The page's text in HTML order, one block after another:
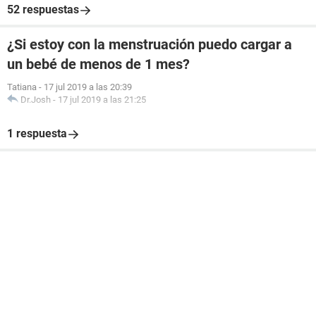
52 respuestas
¿Si estoy con la menstruación puedo cargar a
un bebé de menos de 1 mes?
Tatiana - 17 jul 2019 a las 20:39
Dr.Josh - 17 jul 2019 a las 21:25
1 respuesta